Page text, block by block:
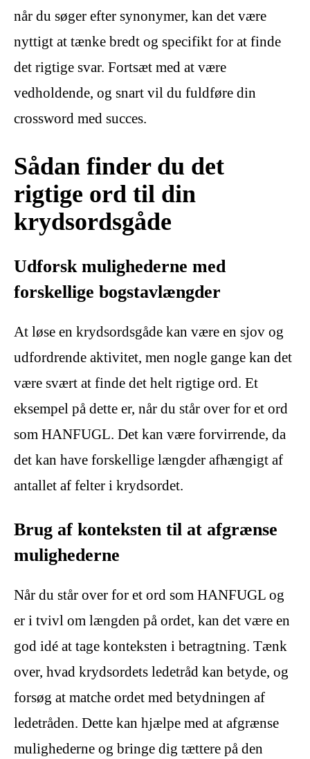
når du søger efter synonymer, kan det være
nyttigt at tænke bredt og specifikt for at finde
det rigtige svar. Fortsæt med at være
vedholdende, og snart vil du fuldføre din
crossword med succes.
Sådan finder du det
rigtige ord til din
krydsordsgåde
Udforsk mulighederne med
forskellige bogstavlængder
At løse en krydsordsgåde kan være en sjov og
udfordrende aktivitet, men nogle gange kan det
være svært at finde det helt rigtige ord. Et
eksempel på dette er, når du står over for et ord
som HANFUGL. Det kan være forvirrende, da
det kan have forskellige længder afhængigt af
antallet af felter i krydsordet.
Brug af konteksten til at afgrænse
mulighederne
Når du står over for et ord som HANFUGL og
er i tvivl om længden på ordet, kan det være en
god idé at tage konteksten i betragtning. Tænk
over, hvad krydsordets ledetråd kan betyde, og
forsøg at matche ordet med betydningen af
ledetråden. Dette kan hjælpe med at afgrænse
mulighederne og bringe dig tættere på den